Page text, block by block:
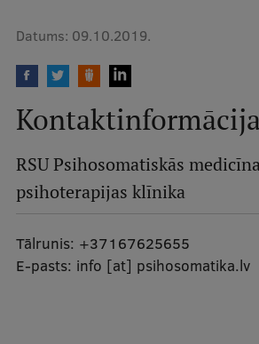
RSU zinātnes portāls
Zinātnes ietekme
Pētniecības platformas
Zinātnieku brokastis
Datums: 09.10.2019.
RSU Psihosomatiskās
psihoterapijas klīnika
Tālrunis: +37167625655
E-pasts: info [at] psihosomatika.lv